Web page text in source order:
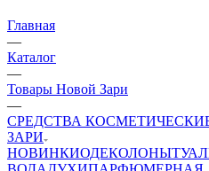
Главная
—
Каталог
—
Товары Новой Зари
—
СРЕДСТВА
ЗАРИ
НОВИНКИОДЕКОЛОНЫ